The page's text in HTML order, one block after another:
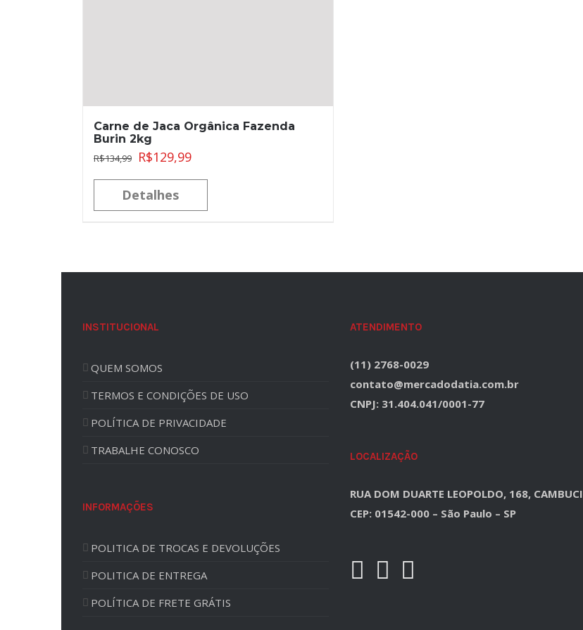
Carne de Jaca Orgânica Fazenda
Burin 2kg
R$134,99 R$129,99
Detalhes
INSTITUCIONAL
QUEM SOMOS
TERMOS E CONDIÇÕES DE USO
POLÍTICA DE PRIVACIDADE
TRABALHE CONOSCO
INFORMAÇÕES
POLITICA DE TROCAS E DEVOLUÇÕES
POLITICA DE ENTREGA
POLÍTICA DE FRETE GRÁTIS
ATENDIMENTO
(11) 2768-0029
contato@mercadodatia.com.br
CNPJ: 31.404.041/0001-77
LOCALIZAÇÃO
RUA DOM DUARTE LEOPOLDO, 168, CAMBUCI
CEP: 01542-000 – São Paulo – SP